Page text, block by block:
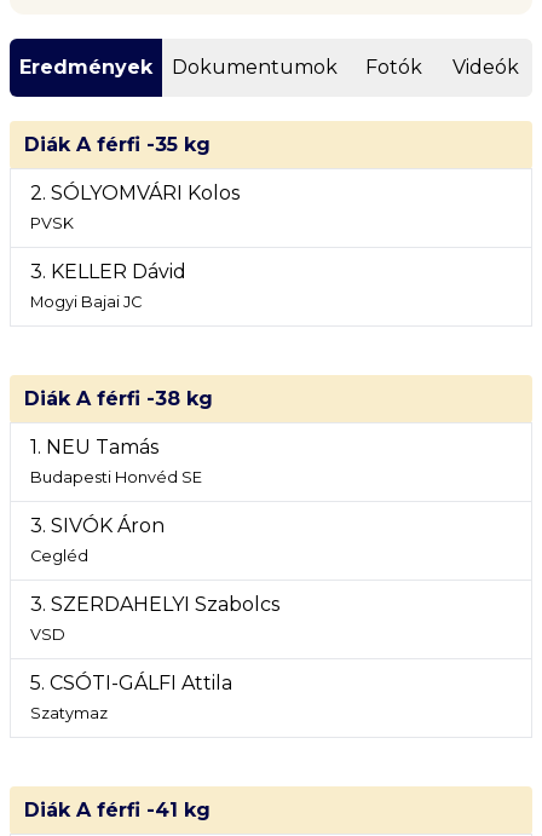
Eredmények Dokumentumok Fotók Videók
Diák A férfi -35 kg
2. SÓLYOMVÁRI Kolos
PVSK
3. KELLER Dávid
Mogyi Bajai JC
Diák A férfi -38 kg
1. NEU Tamás
Budapesti Honvéd SE
3. SIVÓK Áron
Cegléd
3. SZERDAHELYI Szabolcs
VSD
5. CSÓTI-GÁLFI Attila
Szatymaz
Diák A férfi -41 kg